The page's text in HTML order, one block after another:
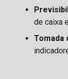
de caixa
Tomada